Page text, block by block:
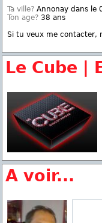
Ta ville? Annonay dans le
Ton age? 38 ans
Si tu veux me contacter,
Le Cube |
A voir...